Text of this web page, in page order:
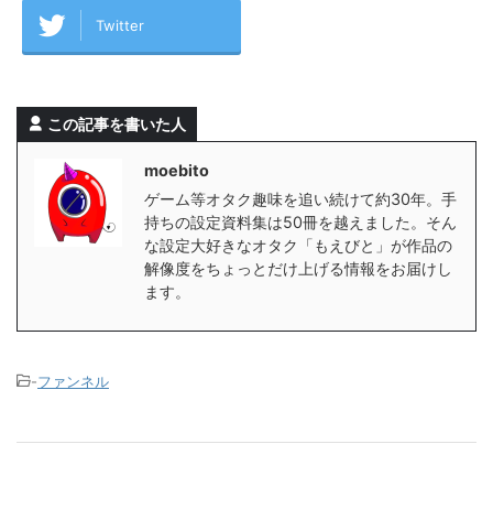
Twitter
この記事を書いた人
moebito
ゲーム等オタク趣味を追い続けて約30年。手
持ちの設定資料集は50冊を越えました。そん
な設定大好きなオタク「もえびと」が作品の
解像度をちょっとだけ上げる情報をお届けし
ます。
-ファンネル